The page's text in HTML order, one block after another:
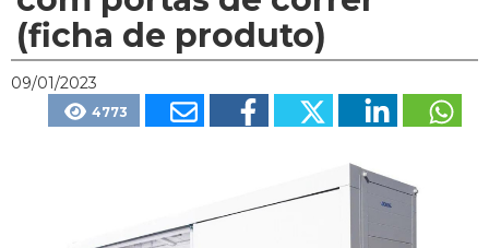
(ficha de produto)
09/01/2023
4773